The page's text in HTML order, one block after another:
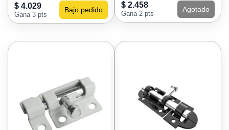
$ 4.029
Gana 3 pts
Bajo pedido
$ 2.458
Gana 2 pts
Agotado